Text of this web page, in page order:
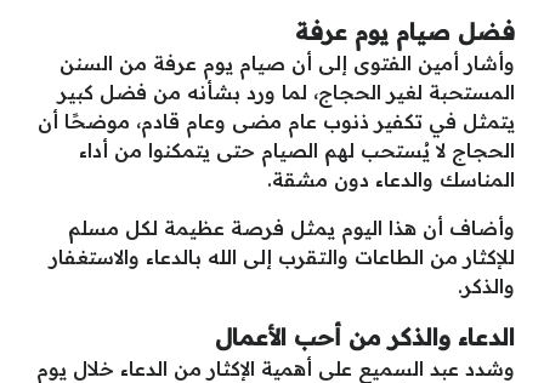
فضل صيام يوم عرفة
وأشار أمين الفتوى إلى أن صيام يوم عرفة من السنن
المستحبة لغير الحجاج، لما ورد بشأنه من فضل كبير
يتمثل في تكفير ذنوب عام مضى وعام قادم، موضحًا أن
الحجاج لا يُستحب لهم الصيام حتى يتمكنوا من أداء
المناسك والدعاء دون مشقة.
وأضاف أن هذا اليوم يمثل فرصة عظيمة لكل مسلم
للإكثار من الطاعات والتقرب إلى الله بالدعاء والاستغفار
والذكر.
الدعاء والذكر من أحب الأعمال
وشدد عبد السميع على أهمية الإكثار من الدعاء خلال يوم